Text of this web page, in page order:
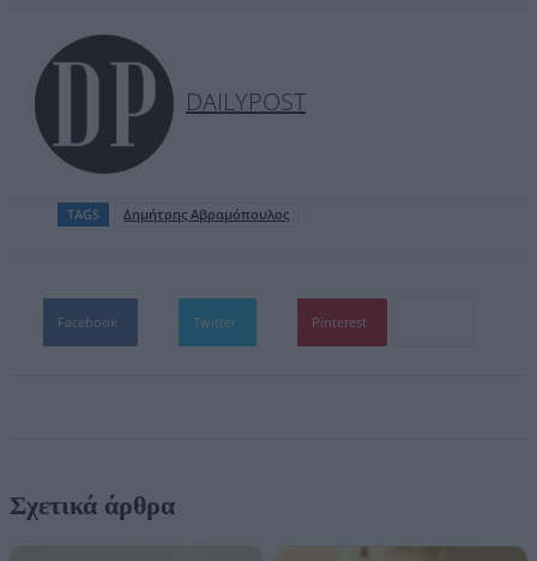
DAILYPOST
TAGS Δημήτρης Αβραμόπουλος
Facebook Twitter Pinterest
Σχετικά άρθρα